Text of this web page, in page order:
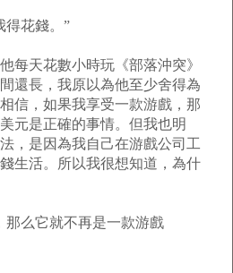
花錢。”
天花數小時玩《部落沖突》
還長，我原以為他至少舍得為
信，如果我享受一款游戲，那
元是正確的事情。但我也明
，是因為我自己在游戲公司工
生活。所以我很想知道，為什
么它就不再是一款游戲